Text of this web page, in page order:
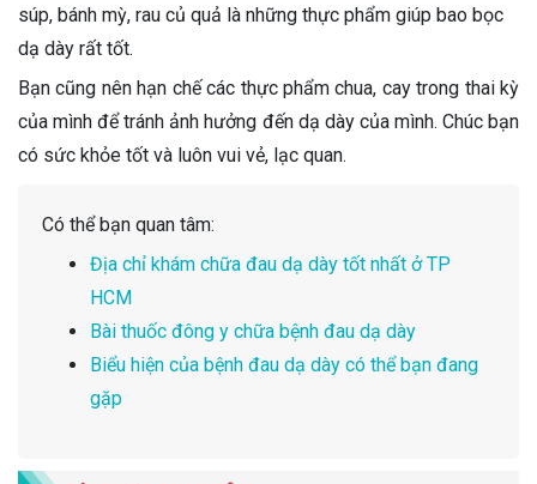
súp, bánh mỳ, rau củ quả là những thực phẩm giúp bao bọc
dạ dày rất tốt.
Bạn cũng nên hạn chế các thực phẩm chua, cay trong thai kỳ
của mình để tránh ảnh hưởng đến dạ dày của mình. Chúc bạn
có sức khỏe tốt và luôn vui vẻ, lạc quan.
Có thể bạn quan tâm:
Địa chỉ khám chữa đau dạ dày tốt nhất ở TP
HCM
Bài thuốc đông y chữa bệnh đau dạ dày
Biểu hiện của bệnh đau dạ dày có thể bạn đang
gặp